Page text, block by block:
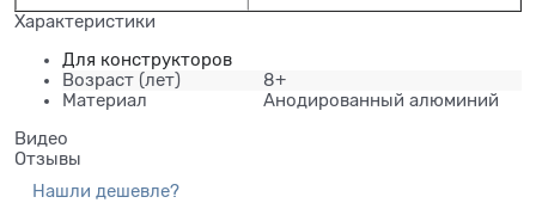
Характеристики
Для конструкторов
Возраст (лет)
8+
Материал
Анодированный алюминий
Видео
Отзывы
Нашли дешевле?